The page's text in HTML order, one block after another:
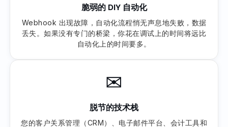
脆弱的 DIY 自动化
Webhook 出现故障，自动化流程悄无声息地失败，数据
丢失。如果没有专门的桥梁，你花在调试上的时间将远比
自动化上的时间要多。
✉
脱节的技术栈
您的客户关系管理（CRM）、电子邮件平台、会计工具和